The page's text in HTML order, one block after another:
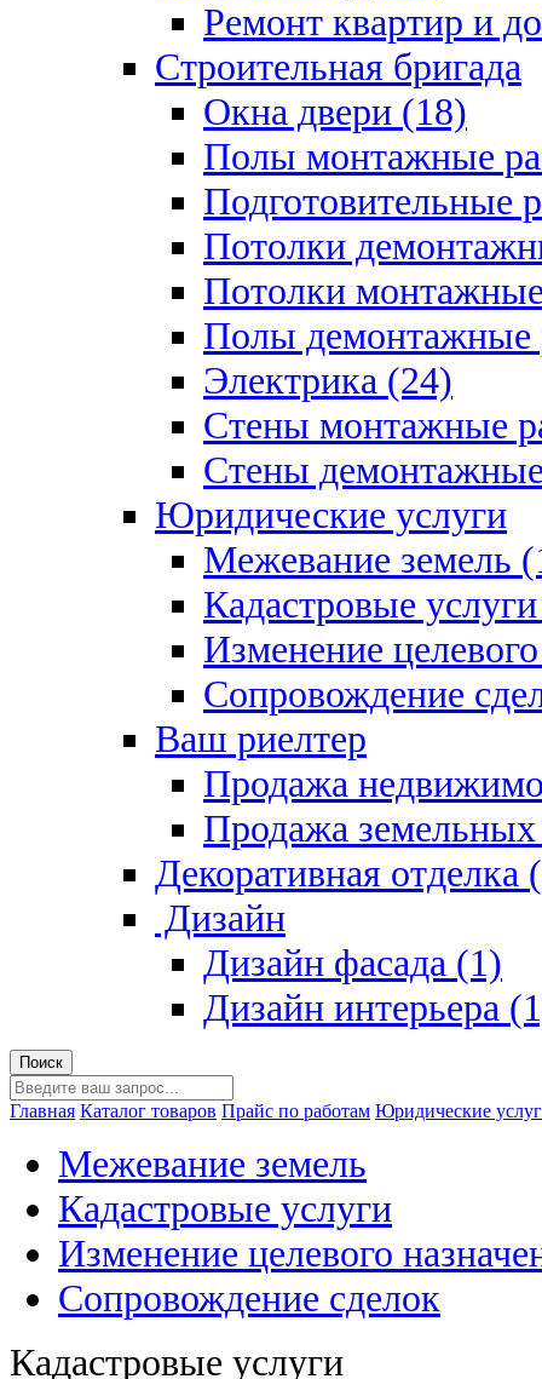
Ремонт квартир и
Строительная бригада
Окна двери (18)
Полы монтажные
Подготовительные
Потолки
Потолки
Полы демонтажные
Электрика (24)
Стены монтажные
Стены
Юридические услуги
Межевание земель
Кадастровые
Изменение
Сопровождение
Ваш риелтер
Продажа
Продажа земельных
Декоративная отделка
Дизайн
Дизайн фасада (1)
Дизайн интерьера
Главная Каталог товаров Прайс по работам Юридические
Межевание земель
Кадастровые услуги
Изменение целевого
Сопровождение сделок
Кадастровые услуги